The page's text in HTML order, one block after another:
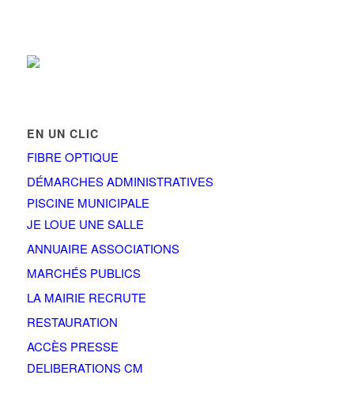
EN UN CLIC
FIBRE OPTIQUE
DÉMARCHES ADMINISTRATIVES
PISCINE MUNICIPALE
JE LOUE UNE SALLE
ANNUAIRE ASSOCIATIONS
MARCHÉS PUBLICS
LA MAIRIE RECRUTE
RESTAURATION
ACCÈS PRESSE
DELIBERATIONS CM